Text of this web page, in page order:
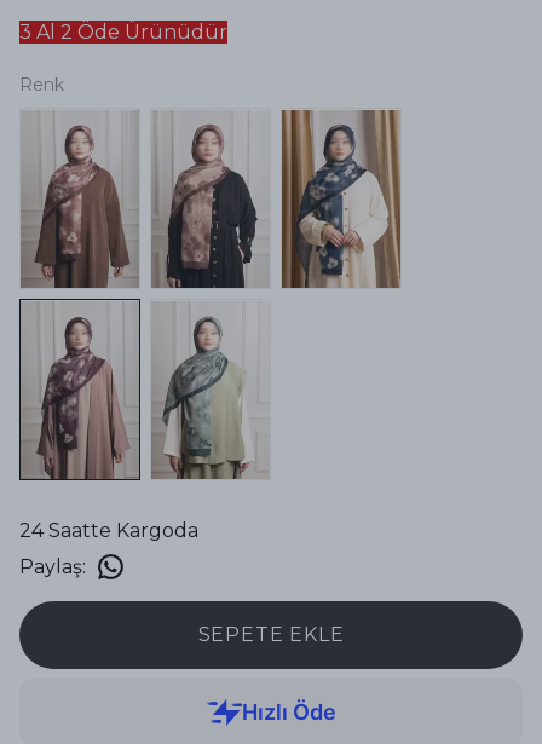
3 Al 2 Öde Ürünüdür
Renk
24 Saatte Kargoda
Paylaş:
SEPETE EKLE